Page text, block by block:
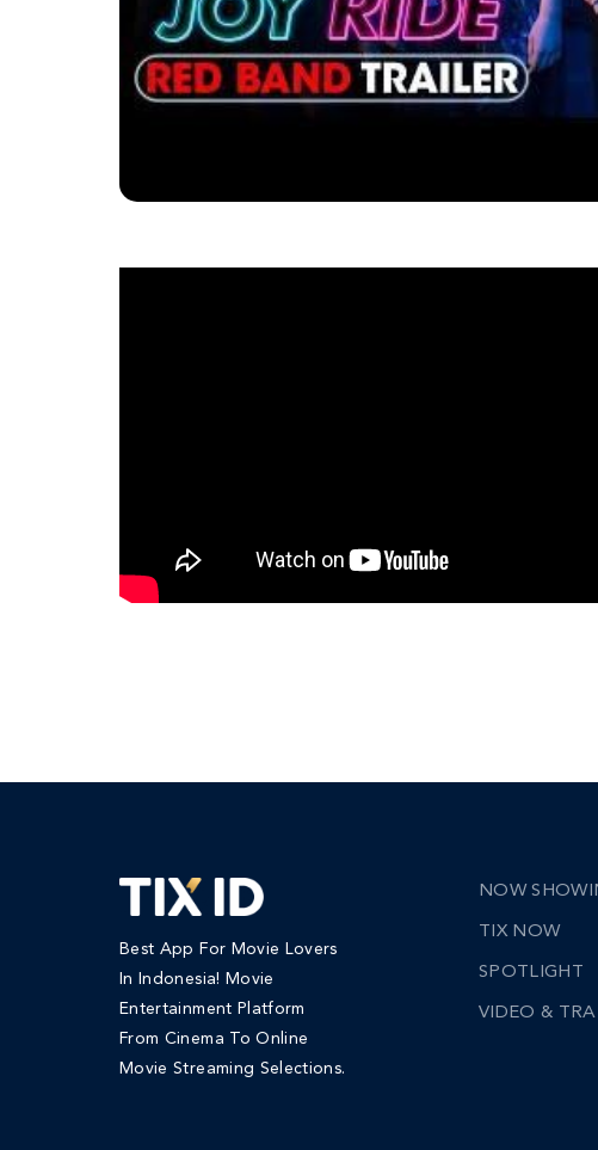
Best App For Movie Lovers
In Indonesia! Movie
Entertainment Platform
From Cinema To Online
Movie Streaming Selections.
NOW
TIX NOW
SPOTLIGHT
VIDEO &